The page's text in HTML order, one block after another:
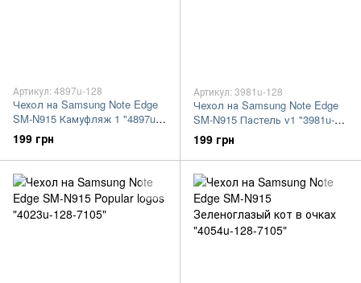
Артикул: 4897u-128
Чехол на Samsung Note Edge
SM-N915 Камуфляж 1 "4897u-
128-7105"
199 грн
Артикул: 3981u-128
Чехол на Samsung Note Edge
SM-N915 Пастель v1 "3981u-
128-7105"
199 грн